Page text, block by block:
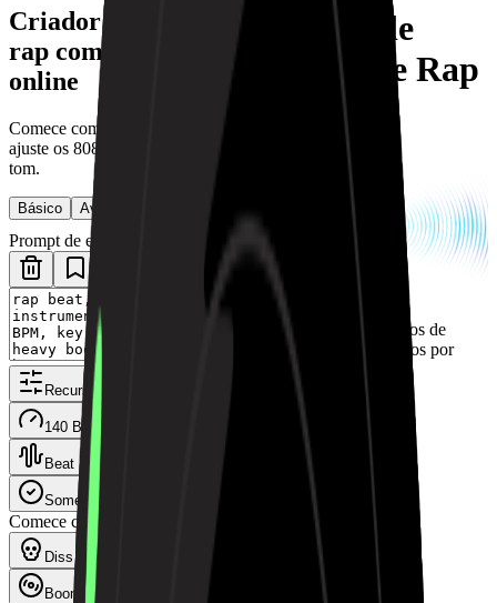
Criador de beats de
rap com IA grátis
online
Comece com um subgênero e
ajuste os 808s, hi-hats, tempo e
tom.
Básico Avançado
Prompt de estilo
Recursos avançados
140 BPM · C Menor
Beat
Somente instrumental
Comece com uma atmosfera
Diss de trap sombrio
Boom bap dos anos 90
Criador de
Batidas de Rap
com IA
Explore alguns exemplos de
música Rap Beat gerados por